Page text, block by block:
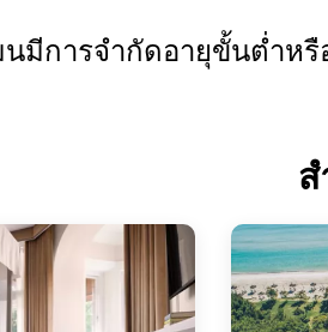
นมีการจำกัดอายุขั้นต่ำหรื
ส